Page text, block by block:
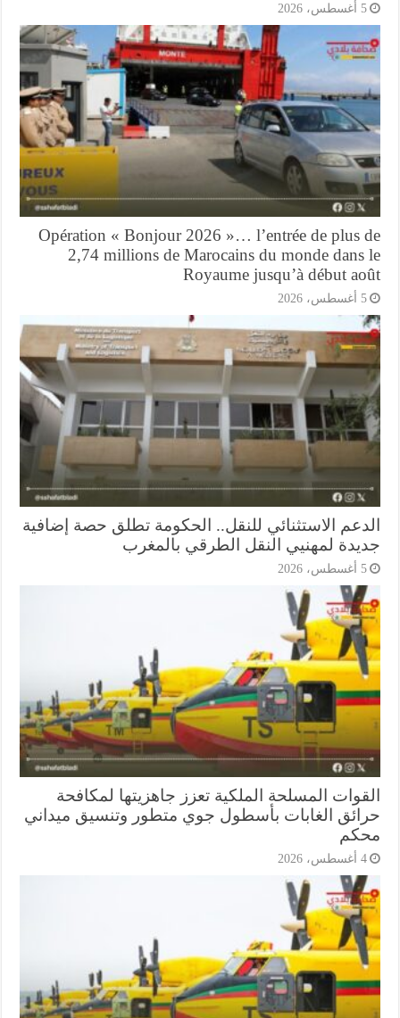
Opération « Bonjour 2026 »… l’entrée de plus
2,74 millions de Marocains du monde
Royaume jusqu’à début
الاستثنائي للنقل.. الحكومة تطلق حصة إضافية
لمهنيي النقل الطرقي بالمغرب
المسلحة الملكية تعزز جاهزيتها لمكافحة
الغابات بأسطول جوي متطور وتنسيق ميداني